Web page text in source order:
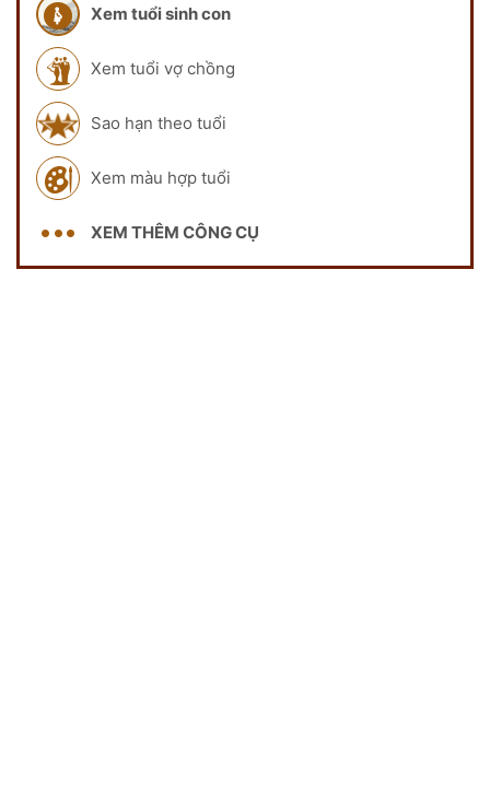
Xem tuổi sinh con
Xem tuổi vợ chồng
Sao hạn theo tuổi
Xem màu hợp tuổi
XEM THÊM CÔNG CỤ